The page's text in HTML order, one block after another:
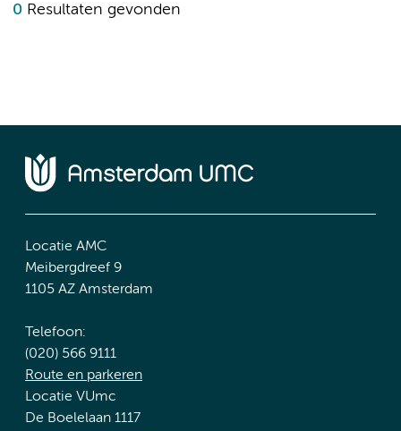
0 Resultaten gevonden
Locatie AMC
Meibergdreef 9
1105 AZ Amsterdam
Telefoon:
(020) 566 9111
Route en parkeren
Locatie VUmc
De Boelelaan 1117